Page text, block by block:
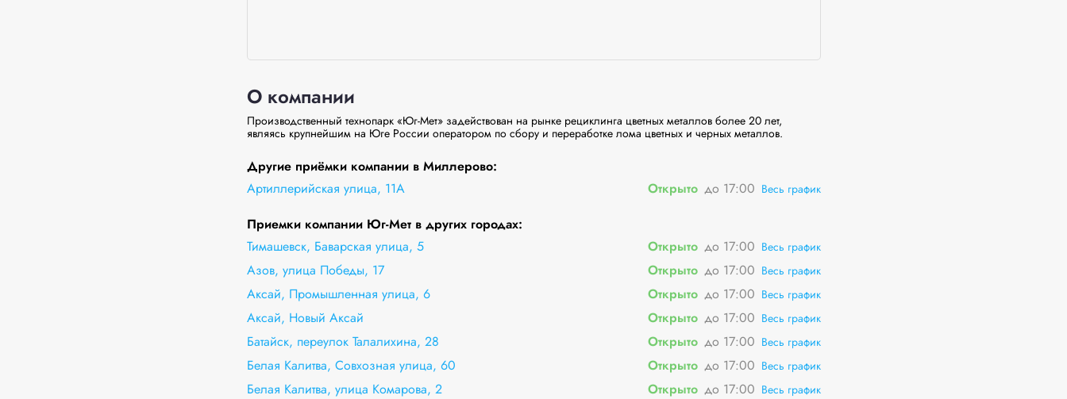
О компании
Производственный технопарк «Юг-Мет» задействован на рынке рециклинга цветных металлов более 20 лет,
являясь крупнейшим на Юге России оператором по сбору и переработке лома цветных и черных металлов.
Другие приёмки компании в Миллерово:
Артиллерийская улица, 11А
Открыто до 17:00 Весь график
Приемки компании Юг-Мет в других городах:
Тимашевск, Баварская улица, 5
Открыто до 17:00 Весь график
Азов, улица Победы, 17 Открыто до 17:00 Весь график
Аксай, Промышленная улица, 6 Открыто до 17:00 Весь график
Аксай, Новый Аксай Открыто до 17:00 Весь график
Батайск, переулок Талалихина, 28 Открыто до 17:00 Весь график
Белая Калитва, Совхозная улица, 60 Открыто до 17:00 Весь график
Белая Калитва, улица Комарова, 2 Открыто до 17:00 Весь график